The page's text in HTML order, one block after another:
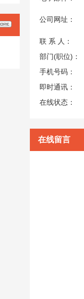
公司网址：
联 系 人：
部门(职位)：
手机号码：
即时通讯：
在线状态：
在线留言